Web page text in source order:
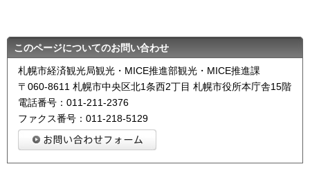
このページについてのお問い合わせ
札幌市経済観光局観光・MICE推進部観光・MICE推進課
〒060-8611 札幌市中央区北1条西2丁目 札幌市役所本庁舎15階
電話番号：011-211-2376
ファクス番号：011-218-5129